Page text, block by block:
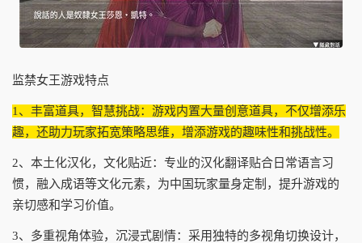
监禁女王游戏特点
1、丰富道具，智慧挑战：游戏内置大量创意道具，不仅增添乐
趣，还助力玩家拓宽策略思维，增添游戏的趣味性和挑战性。
2、本土化汉化，文化贴近：专业的汉化翻译贴合日常语言习
惯，融入成语等文化元素，为中国玩家量身定制，提升游戏的
亲切感和学习价值。
3、多重视角体验，沉浸式剧情：采用独特的多视角切换设计，